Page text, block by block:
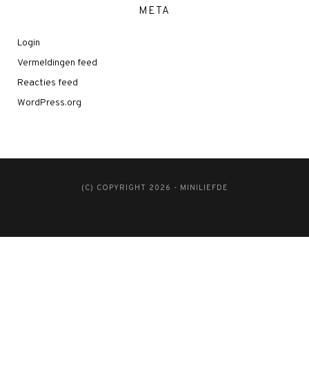
META
Login
Vermeldingen feed
Reacties feed
WordPress.org
(C) COPYRIGHT 2026 - MINILIEFDE